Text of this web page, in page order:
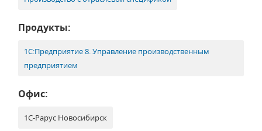
Продукты:
1С:Предприятие 8. Управление производственным
предприятием
Офис:
1С-Рарус Новосибирск